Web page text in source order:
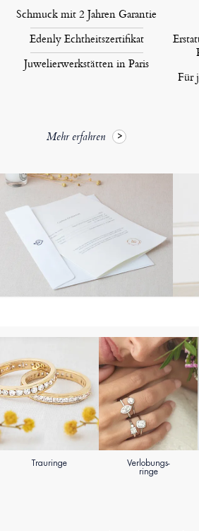
Schmuck mit 2 Jahren Garantie
Edenly Echtheitszertifikat
Juwelierwerkstätten in Paris
Mehr erfahren
Für
Trauringe Verlobungs-
ringe